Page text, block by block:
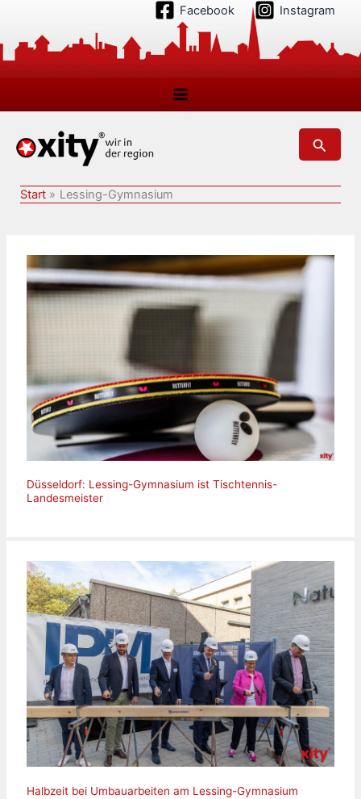
springen
Facebook Instagram
Suchen
Start Lessing-Gymnasium
Düsseldorf: Lessing-Gymnasium ist Tischtennis-
Landesmeister
Halbzeit bei Umbauarbeiten am Lessing-Gymnasium